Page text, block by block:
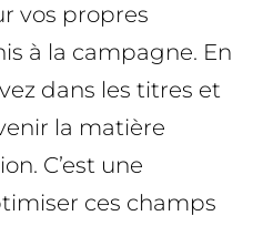
vos propres
à la campagne. En
dans les titres et
la matière
C’est une
ces champs